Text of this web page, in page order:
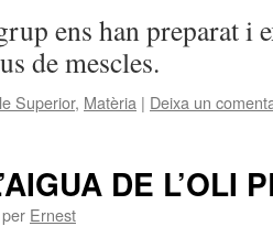
ens han preparat i
de mescles.
Superior, Matèria | Deixa un
DE L’OLI
per Ernest